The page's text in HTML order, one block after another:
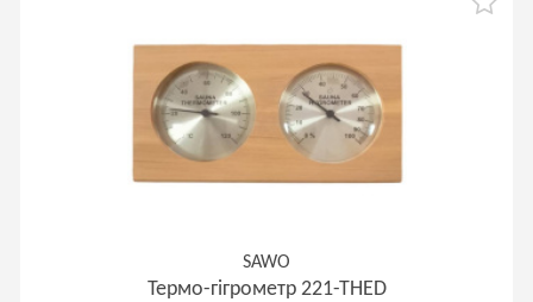
SAWO
Термо-гігрометр 221-ТНED